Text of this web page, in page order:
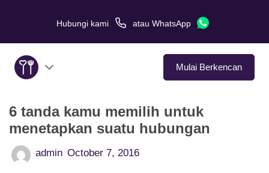
Hubungi kami atau WhatsApp
Mulai Berkencan
Tentang Kami
Layanan
6 tanda kamu memilih untuk
menetapkan suatu hubungan
admin October 7, 2016